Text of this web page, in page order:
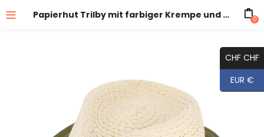
Papierhut Trilby mit farbiger Krempe und mehrfarbigem Ripsband 0
CHF CHF
EUR €